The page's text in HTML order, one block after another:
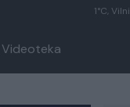
1°C,
Videoteka